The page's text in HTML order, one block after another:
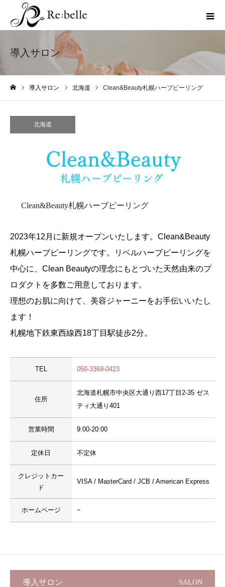
導入サロン
導入サロン 北海道 Clean&Beauty札幌ハーブピーリング
北海道
Clean&Beauty札幌ハーブピーリング
2023年12月に新規オープンいたします。Clean&Beauty
札幌ハーブピーリングです。リベルハーブピーリングを
中心に、Clean Beautyの理念にもとづいた天然由来のプ
ロダクトを多数ご用意しております。
理想のお肌に向けて、美容ジャーニーをお手伝いいたし
ます！
札幌地下鉄東西線西18丁目駅徒歩2分。
TEL 050-3369-0423
住所
北海道札幌市中央区大通り西17丁目2-35 ゼス
ティ大通り401
営業時間 9:00-20:00
定休日 不定休
クレジットカー
ド
VISA / MasterCard / JCB / American Express
ホームページ −
導入サロン SALON